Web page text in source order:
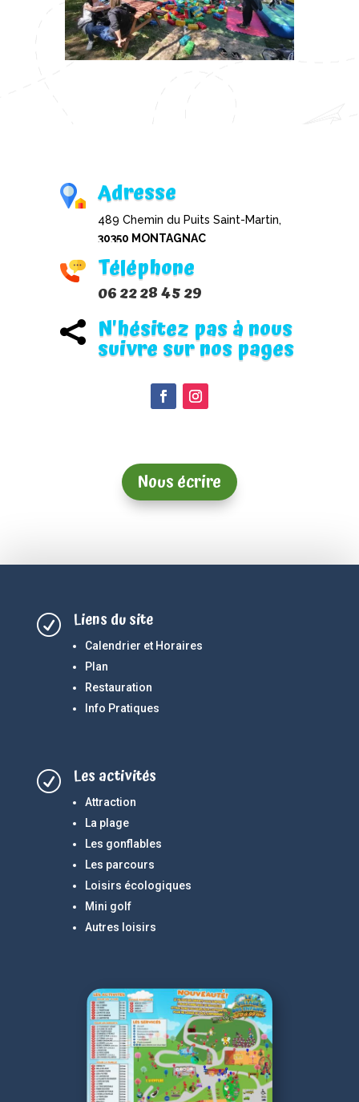
Adresse
489 Chemin du Puits Saint-Martin,
30350 MONTAGNAC
Téléphone
06 22 28 45 29
 N'hésitez pas à nous
suivre sur nos pages
Nous écrire
R Liens du site
Calendrier et Horaires
Plan
Restauration
Info Pratiques
R Les activités
Attraction
La plage
Les gonflables
Les parcours
Loisirs écologiques
Mini golf
Autres loisirs